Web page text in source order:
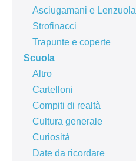
Asciugamani e Lenzuola
Strofinacci
Trapunte e coperte
Scuola
Altro
Cartelloni
Compiti di realtà
Cultura generale
Curiosità
Date da ricordare